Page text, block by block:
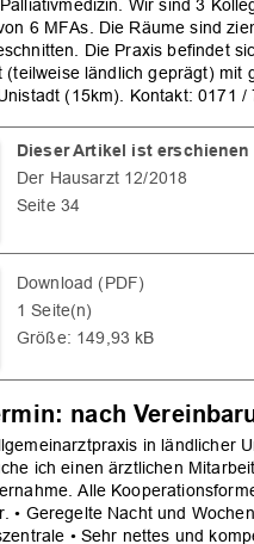
OK
Wir sind 3
6 MFAs. Die Räume sind
Die Praxis befindet
(teilweise ländlich geprägt) mit
(15km). Kontakt: 0171 /
Dieser Artikel ist erschienen
Der Hausarzt 12/2018
Seite 34
Download (PDF)
1 Seite(n)
Größe: 149,93 kB
nach
in ländlicher
ich einen ärztlichen
Alle
• Geregelte Nacht und
• Sehr nettes und